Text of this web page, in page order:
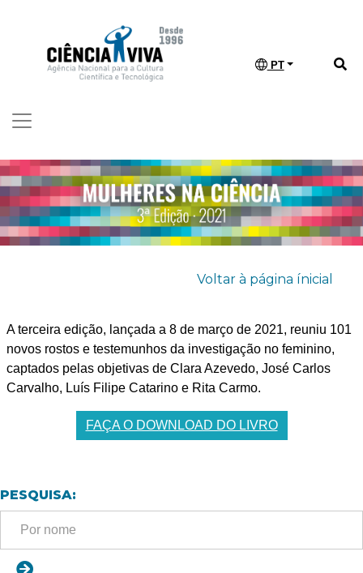
PT
Voltar à página ínicial
A terceira edição, lançada a 8 de março de 2021, reuniu 101
novos rostos e testemunhos da investigação no feminino,
captados pelas objetivas de Clara Azevedo, José Carlos
Carvalho, Luís Filipe Catarino e Rita Carmo.
FAÇA O DOWNLOAD DO LIVRO
PESQUISA: